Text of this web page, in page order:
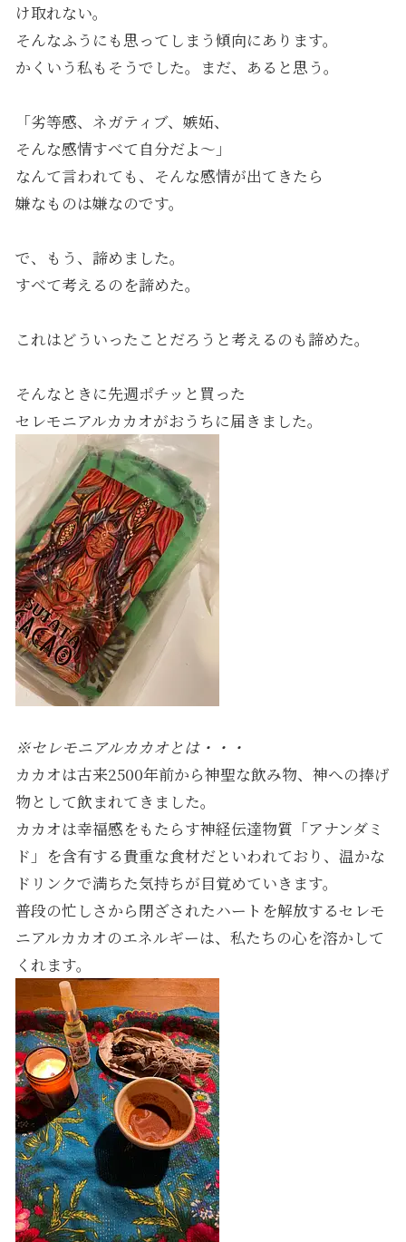
け取れない。
そんなふうにも思ってしまう傾向にあります。
かくいう私もそうでした。まだ、あると思う。
「劣等感、ネガティブ、嫉妬、
そんな感情すべて自分だよ〜」
なんて言われても、そんな感情が出てきたら
嫌なものは嫌なのです。
で、もう、諦めました。
すべて考えるのを諦めた。
これはどういったことだろうと考えるのも諦めた。
そんなときに先週ポチッと買った
セレモニアルカカオがおうちに届きました。
※セレモニアルカカオとは・・・
カカオは古来2500年前から神聖な飲み物、神への捧げ
物として飲まれてきました。
カカオは幸福感をもたらす神経伝達物質「アナンダミ
ド」を含有する貴重な食材だといわれており、温かな
ドリンクで満ちた気持ちが目覚めていきます。
普段の忙しさから閉ざされたハートを解放するセレモ
ニアルカカオのエネルギーは、私たちの心を溶かして
くれます。